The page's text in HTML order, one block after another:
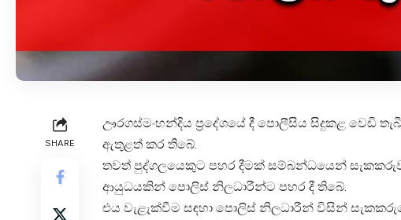
SHARE
ඌරගස්මංහන්දිය ප්‍රදේශයේ දී පොලීසිය සිදුකළ වෙඩි
ඇතුළත් කර තිබේ.
තවත් පුද්ගලයෙකුට පහර දීමක් සම්බන්ධයෙන්
ආයුධයකින් පොලිස් නිලධාරීන්ට පහර දී තිබේ.
එය වැළැක්වීම සඳහා පොලිස් නිලධාරීන් විසින්